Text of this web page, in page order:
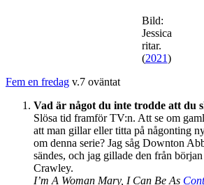
Bild:
Jessica
ritar.
(2021)
Fem en fredag v.7 oväntat
Vad är något du inte trodde att du
Slösa tid framför TV:n. Att se om
att man gillar eller titta på någonting
om denna serie? Jag såg Downton
sändes, och jag gillade den från
Crawley.
I’m A Woman Mary, I Can Be As